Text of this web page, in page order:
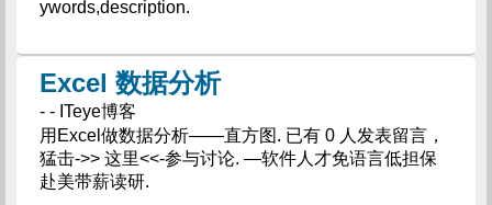
ywords,description.
Excel 数据分析
- - ITeye博客
用Excel做数据分析——直方图. 已有 0 人发表留言，
猛击->> 这里<<-参与讨论. —软件人才免语言低担保
赴美带薪读研.